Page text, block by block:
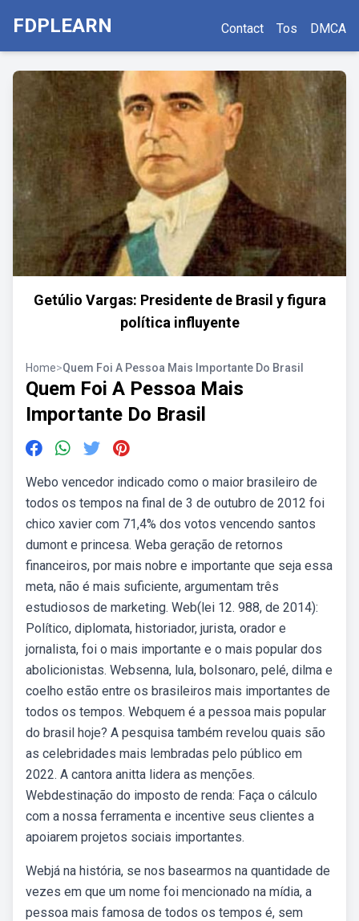
FDPLEARN Contact Tos DMCA
Getúlio Vargas: Presidente de Brasil y figura
política influyente
Home>Quem Foi A Pessoa Mais Importante Do Brasil
Quem Foi A Pessoa Mais
Importante Do Brasil
Webo vencedor indicado como o maior brasileiro de
todos os tempos na final de 3 de outubro de 2012 foi
chico xavier com 71,4% dos votos vencendo santos
dumont e princesa. Weba geração de retornos
financeiros, por mais nobre e importante que seja essa
meta, não é mais suficiente, argumentam três
estudiosos de marketing. Web(lei 12. 988, de 2014):
Político, diplomata, historiador, jurista, orador e
jornalista, foi o mais importante e o mais popular dos
abolicionistas. Websenna, lula, bolsonaro, pelé, dilma e
coelho estão entre os brasileiros mais importantes de
todos os tempos. Webquem é a pessoa mais popular
do brasil hoje? A pesquisa também revelou quais são
as celebridades mais lembradas pelo público em
2022. A cantora anitta lidera as menções.
Webdestinação do imposto de renda: Faça o cálculo
com a nossa ferramenta e incentive seus clientes a
apoiarem projetos sociais importantes.
Webjá na história, se nos basearmos na quantidade de
vezes em que um nome foi mencionado na mídia, a
pessoa mais famosa de todos os tempos é, sem